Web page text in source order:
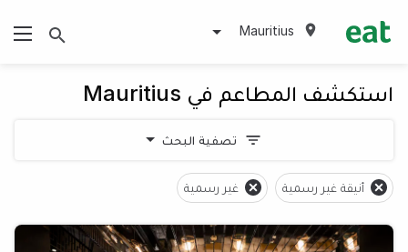
Mauritius
استكشف المطاعم في Mauritius
تصفية البحث
أنيقة غير رسمية غير رسمية